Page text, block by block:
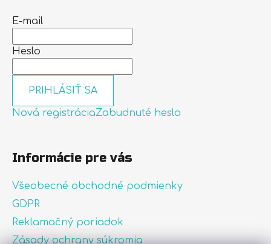
E-mail
Heslo
PRIHLÁSIŤ SA
Nová registráciaZabudnuté heslo
Informácie pre vás
Všeobecné obchodné podmienky
GDPR
Reklamačný poriadok
Zásady ochrany súkromia